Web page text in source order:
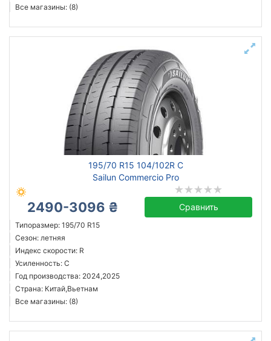
Все магазины: (8)
195/70 R15 104/102R C
Sailun Commercio Pro
2490-3096 ₴ Сравнить
Типоразмер: 195/70 R15
Сезон: летняя
Индекс скорости: R
Усиленность: C
Год производства: 2024,2025
Страна: Китай,Вьетнам
Все магазины: (8)